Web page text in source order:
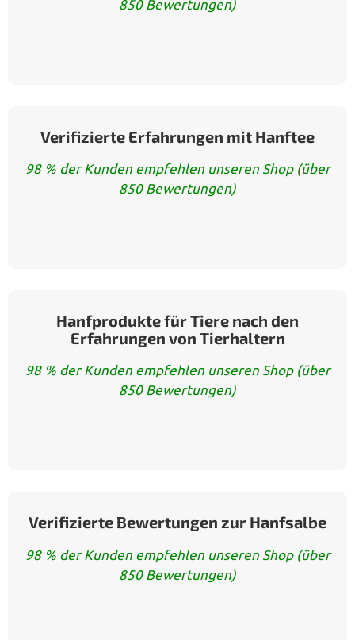
850 Bewertungen)
Verifizierte Erfahrungen mit Hanftee
98 % der Kunden empfehlen unseren Shop (über
850 Bewertungen)
Hanfprodukte für Tiere nach den
Erfahrungen von Tierhaltern
98 % der Kunden empfehlen unseren Shop (über
850 Bewertungen)
Verifizierte Bewertungen zur Hanfsalbe
98 % der Kunden empfehlen unseren Shop (über
850 Bewertungen)